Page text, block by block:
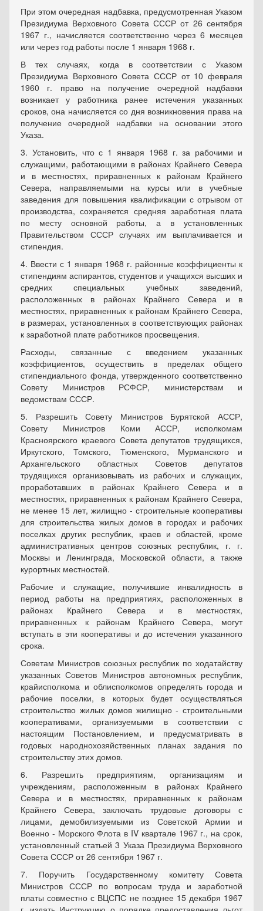
При этом очередная надбавка, предусмотренная Указом
Президиума Верховного Совета СССР от 26 сентября
1967 г., начисляется соответственно через 6 месяцев
или через год работы после 1 января 1968 г.
В тех случаях, когда в соответствии с Указом
Президиума Верховного Совета СССР от 10 февраля
1960 г. право на получение очередной надбавки
возникает у работника ранее истечения указанных
сроков, она начисляется со дня возникновения права на
получение очередной надбавки на основании этого
Указа.
3. Установить, что с 1 января 1968 г. за рабочими и
служащими, работающими в районах Крайнего Севера
и в местностях, приравненных к районам Крайнего
Севера, направляемыми на курсы или в учебные
заведения для повышения квалификации с отрывом от
производства, сохраняется средняя заработная плата
по месту основной работы, а в установленных
Правительством СССР случаях им выплачивается и
стипендия.
4. Ввести с 1 января 1968 г. районные коэффициенты к
стипендиям аспирантов, студентов и учащихся высших и
средних специальных учебных заведений,
расположенных в районах Крайнего Севера и в
местностях, приравненных к районам Крайнего Севера,
в размерах, установленных в соответствующих районах
к заработной плате работников просвещения.
Расходы, связанные с введением указанных
коэффициентов, осуществить в пределах общего
стипендиального фонда, утвержденного соответственно
Совету Министров РСФСР, министерствам и
ведомствам СССР.
5. Разрешить Совету Министров Бурятской АССР,
Совету Министров Коми АССР, исполкомам
Красноярского краевого Совета депутатов трудящихся,
Иркутского, Томского, Тюменского, Мурманского и
Архангельского областных Советов депутатов
трудящихся организовывать из рабочих и служащих,
проработавших в районах Крайнего Севера и в
местностях, приравненных к районам Крайнего Севера,
не менее 15 лет, жилищно - строительные кооперативы
для строительства жилых домов в городах и рабочих
поселках других республик, краев и областей, кроме
административных центров союзных республик, г. г.
Москвы и Ленинграда, Московской области, а также
курортных местностей.
Рабочие и служащие, получившие инвалидность в
период работы на предприятиях, расположенных в
районах Крайнего Севера и в местностях,
приравненных к районам Крайнего Севера, могут
вступать в эти кооперативы и до истечения указанного
срока.
Советам Министров союзных республик по ходатайству
указанных Советов Министров автономных республик,
крайисполкома и облисполкомов определять города и
рабочие поселки, в которых будет осуществляться
строительство жилых домов жилищно - строительными
кооперативами, организуемыми в соответствии с
настоящим Постановлением, и предусматривать в
годовых народнохозяйственных планах задания по
строительству этих домов.
6. Разрешить предприятиям, организациям и
учреждениям, расположенным в районах Крайнего
Севера и в местностях, приравненных к районам
Крайнего Севера, заключать трудовые договоры с
лицами, демобилизуемыми из Советской Армии и
Военно - Морского Флота в IV квартале 1967 г., на срок,
установленный статьей 3 Указа Президиума Верховного
Совета СССР от 26 сентября 1967 г.
7. Поручить Государственному комитету Совета
Министров СССР по вопросам труда и заработной
платы совместно с ВЦСПС не позднее 15 декабря 1967